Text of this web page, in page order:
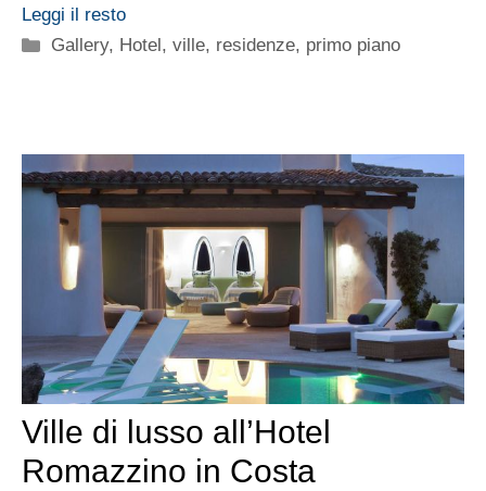
Leggi il resto
Categorie
Gallery, Hotel, ville, residenze, primo piano
Ville di lusso all’Hotel
Romazzino in Costa